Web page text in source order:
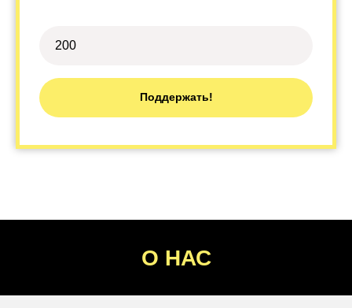
Поддержать!
О НАС